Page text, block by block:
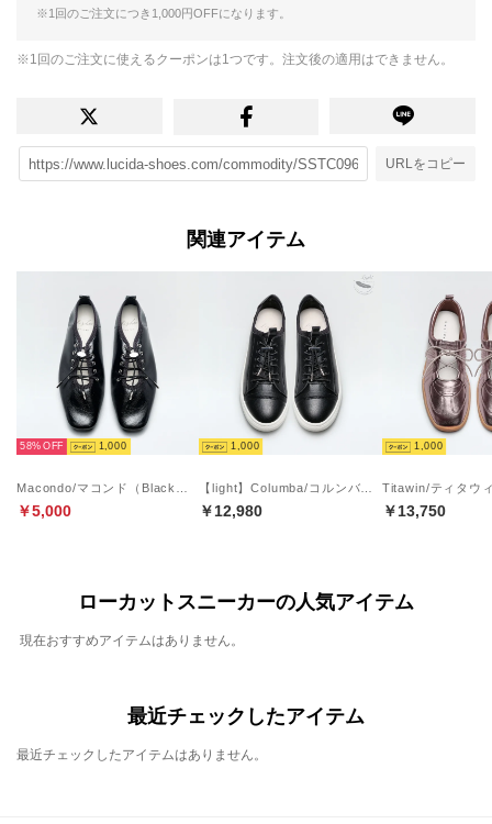
※1回のご注文につき1,000円OFFになります。
※1回のご注文に使えるクーポンは1つです。注文後の適用はできません。
URLをコピー
関連アイテム
58% 1,000
￥5,000
1,000
￥12,980
1,000
￥13,750
ローカットスニーカーの人気アイテム
現在おすすめアイテムはありません。
最近チェックしたアイテム
最近チェックしたアイテムはありません。